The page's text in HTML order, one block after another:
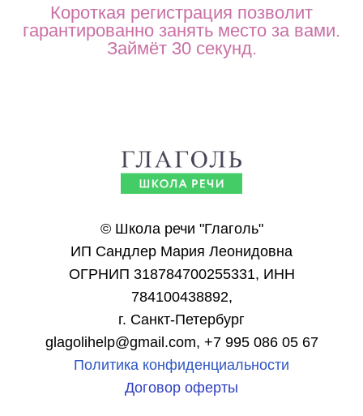
Короткая регистрация позволит
гарантированно занять место за вами.
Займёт 30 секунд.
© Школа речи "Глаголь"
ИП Сандлер Мария Леонидовна
ОГРНИП 318784700255331, ИНН
784100438892,
г. Санкт-Петербург
glagolihelp@gmail.com, +7 995 086 05 67
Политика конфиденциальности
Договор оферты